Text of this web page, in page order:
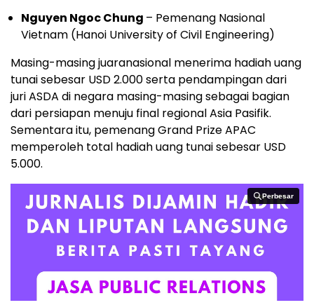
Nguyen Ngoc Chung – Pemenang Nasional
Vietnam (Hanoi University of Civil Engineering)
Masing-masing juaranasional menerima hadiah uang
tunai sebesar USD 2.000 serta pendampingan dari
juri ASDA di negara masing-masing sebagai bagian
dari persiapan menuju final regional Asia Pasifik.
Sementara itu, pemenang Grand Prize APAC
memperoleh total hadiah uang tunai sebesar USD
5.000.
Perbesar
Perbesar